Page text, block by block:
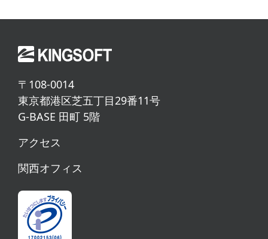
〒108-0014
東京都港区芝五丁目29番11号
G-BASE 田町 5階
アクセス
関西オフィス